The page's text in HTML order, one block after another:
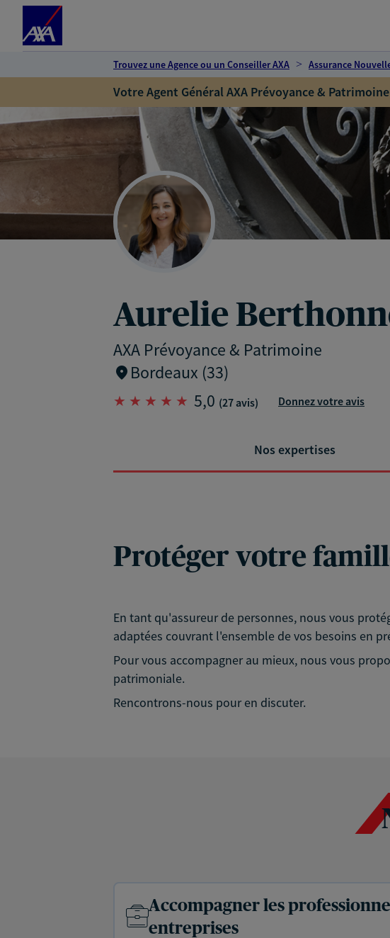
Trouvez une Agence ou un Conseiller AXA Assurance
Votre Agent Général AXA Prévoyance & Patrimoine
Aurelie
AXA Prévoyance & Patrimoine
Bordeaux (33)
5,0 (27 avis) Donnez votre avis
Nos expertises
Protéger votre
En tant qu'assureur de personnes, nous vous
adaptées couvrant l'ensemble de vos besoins en
Pour vous accompagner au mieux, nous vous
patrimoniale.
Rencontrons-nous pour en discuter.
Accompagner les
entreprises